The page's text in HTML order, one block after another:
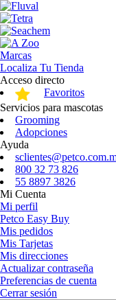
Marcas
Localiza Tu Tienda
Acceso directo
Favoritos
Servicios para mascotas
Grooming
Adopciones
Ayuda
800 32 73 826
55 8897 3826
Mi Cuenta
Mi perfil
Petco Easy Buy
Mis pedidos
Mis Tarjetas
Mis direcciones
Actualizar contraseña
Preferencias de cuenta
Cerrar sesión